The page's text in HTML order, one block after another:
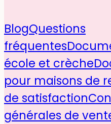
BlogQuestions
fréquentes
école et crèche
pour maisons de
de satisfaction
générales de